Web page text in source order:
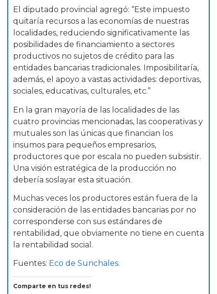
El diputado provincial agregó: “Este impuesto
quitaría recursos a las economías de nuestras
localidades, reduciendo significativamente las
posibilidades de financiamiento a sectores
productivos no sujetos de crédito para las
entidades bancarias tradicionales. Imposibilitaría,
además, el apoyo a vastas actividades: deportivas,
sociales, educativas, culturales, etc.”
En la gran mayoría de las localidades de las
cuatro provincias mencionadas, las cooperativas y
mutuales son las únicas que financian los
insumos para pequeños empresarios,
productores que por escala no pueden subsistir.
Una visión estratégica de la producción no
debería soslayar esta situación.
Muchas veces los productores están fuera de la
consideración de las entidades bancarias por no
corresponderse con sus estándares de
rentabilidad, que obviamente no tiene en cuenta
la rentabilidad social.
Fuentes: Eco de Sunchales.
Comparte en tus redes!